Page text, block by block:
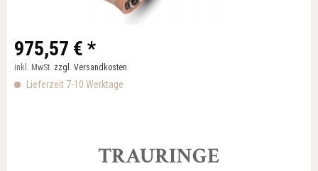
975,57 € *
inkl. MwSt. zzgl. Versandkosten
Lieferzeit 7-10 Werktage
TRAURINGE